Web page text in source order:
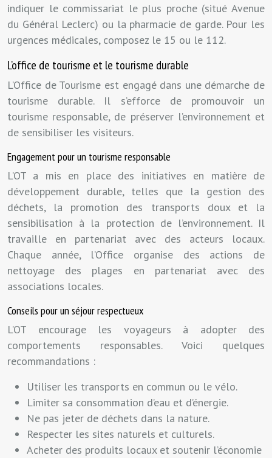
indiquer le commissariat le plus proche (situé Avenue
du Général Leclerc) ou la pharmacie de garde. Pour les
urgences médicales, composez le 15 ou le 112.
L’office de tourisme et le tourisme durable
L’Office de Tourisme est engagé dans une démarche de
tourisme durable. Il s’efforce de promouvoir un
tourisme responsable, de préserver l’environnement et
de sensibiliser les visiteurs.
Engagement pour un tourisme responsable
L’OT a mis en place des initiatives en matière de
développement durable, telles que la gestion des
déchets, la promotion des transports doux et la
sensibilisation à la protection de l’environnement. Il
travaille en partenariat avec des acteurs locaux.
Chaque année, l’Office organise des actions de
nettoyage des plages en partenariat avec des
associations locales.
Conseils pour un séjour respectueux
L’OT encourage les voyageurs à adopter des
comportements responsables. Voici quelques
recommandations :
Utiliser les transports en commun ou le vélo.
Limiter sa consommation d’eau et d’énergie.
Ne pas jeter de déchets dans la nature.
Respecter les sites naturels et culturels.
Acheter des produits locaux et soutenir l’économie